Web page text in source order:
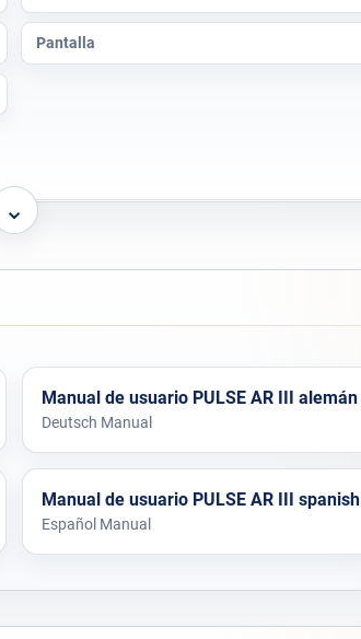
Pantalla
Autonomía
Salida
Dimensiones
Certificado de origen
⌄
Manual de usuario PULSE AR III alemán
Deutsch Manual
Manual de usuario PULSE AR III spanish
Español Manual